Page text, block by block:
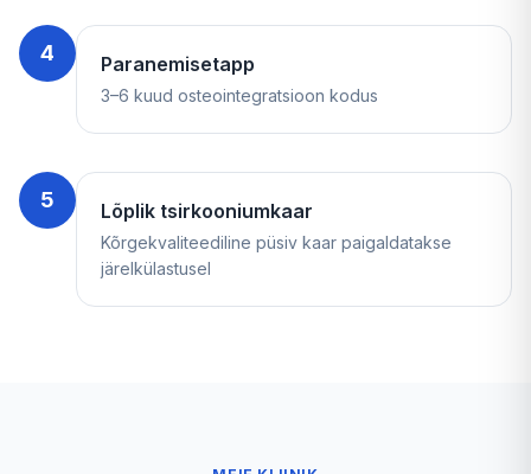
4 Paranemisetapp
3–6 kuud osteointegratsioon kodus
5 Lõplik tsirkooniumkaar
Kõrgekvaliteediline püsiv kaar paigaldatakse
järelkülastusel